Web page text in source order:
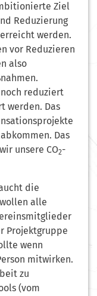
Ziel
Reduzierung
werden.
vor Reduzieren
also
reduziert
werden. Das
Das
unsere CO2-
die
alle
Projektgruppe
wenn
mitwirken.
zu
(vom